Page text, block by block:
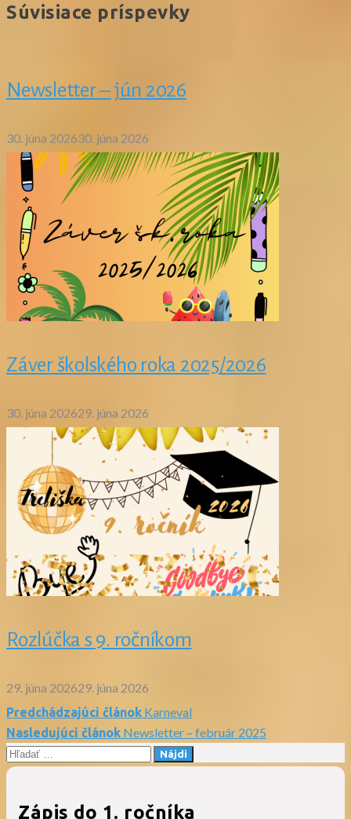
Súvisiace príspevky
Newsletter – jún 2026
30. júna 202630. júna 2026
Záver školského roka 2025/2026
30. júna 202629. júna 2026
Rozlúčka s 9. ročníkom
29. júna 202629. júna 2026
Navigácia
v
článku
Predchádzajúci článok Karneval
Nasledujúci článok Newsletter – február 2025
Hľadať:
Zápis do 1. ročníka